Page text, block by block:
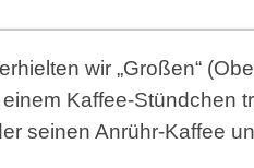
wir „Großen“
Kaffee-Stündchen
seinen Anrühr-Kaffee